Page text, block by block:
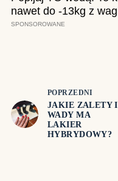
POPRZEDNI
JAKIE ZALETY I
WADY MA
LAKIER
HYBRYDOWY?